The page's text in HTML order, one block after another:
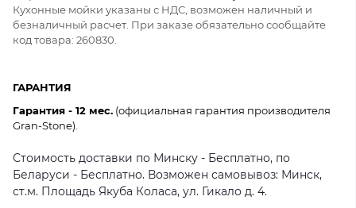
Кухонные мойки указаны с НДС, возможен наличный и
безналичный расчет. При заказе обязательно сообщайте
код товара: 260830.
ГАРАНТИЯ
Гарантия - 12 мес. (официальная гарантия производителя
Gran-Stone).
Стоимость доставки по Минску - Бесплатно, по
Беларуси - Бесплатно. Возможен самовывоз: Минск,
ст.м. Площадь Якуба Коласа, ул. Гикало д. 4.